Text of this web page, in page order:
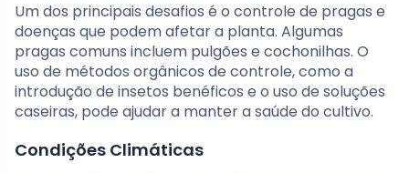
Um dos principais desafios é o controle de pragas e
doenças que podem afetar a planta. Algumas
pragas comuns incluem pulgões e cochonilhas. O
uso de métodos orgânicos de controle, como a
introdução de insetos benéficos e o uso de soluções
caseiras, pode ajudar a manter a saúde do cultivo.
Condições Climáticas